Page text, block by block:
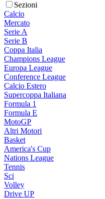
Sezioni
Calcio
Mercato
Serie A
Serie B
Coppa Italia
Champions League
Europa League
Conference League
Calcio Estero
Supercoppa Italiana
Formula 1
Formula E
MotoGP
Altri Motori
Basket
America's Cup
Nations League
Tennis
Sci
Volley
Drive UP